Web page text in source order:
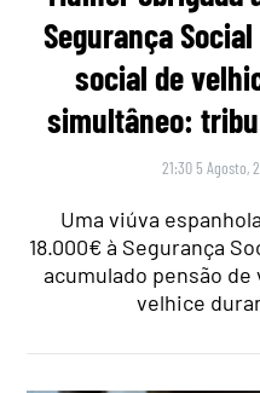
Segurança
social de
simultâneo:
21:30 5 Agosto,
Uma viúva
18.000€ à Segurança
acumulado pensão
velhice